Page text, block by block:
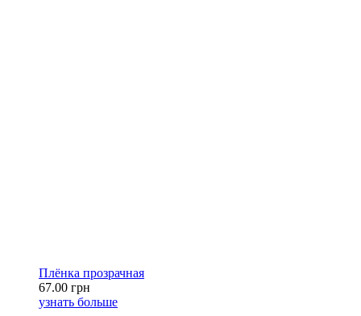
Плёнка прозрачная
67.00 грн
узнать больше